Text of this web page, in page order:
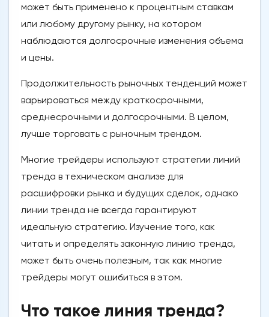
может быть применено к процентным ставкам
или любому другому рынку, на котором
наблюдаются долгосрочные изменения объема
и цены.
Продолжительность рыночных тенденций может
варьироваться между краткосрочными,
среднесрочными и долгосрочными. В целом,
лучше торговать с рыночным трендом.
Многие трейдеры используют стратегии линий
тренда в техническом анализе для
расшифровки рынка и будущих сделок, однако
линии тренда не всегда гарантируют
идеальную стратегию. Изучение того, как
читать и определять законную линию тренда,
может быть очень полезным, так как многие
трейдеры могут ошибиться в этом.
Что такое линия тренда?